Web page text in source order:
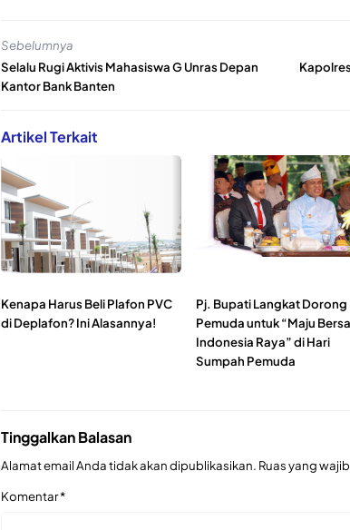
Sebelumnya
Selalu Rugi Aktivis Mahasiswa G Unras Depan
Kantor Bank Banten
Artikel Terkait
Kenapa Harus Beli Plafon PVC
di Deplafon? Ini Alasannya!
Pj. Bupati Langkat Dorong
Pemuda untuk “Maju
Indonesia Raya” di Hari
Sumpah Pemuda
Tinggalkan Balasan
Alamat email Anda tidak akan dipublikasikan. Ruas yang
Komentar*